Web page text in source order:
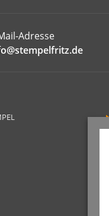
Adresse